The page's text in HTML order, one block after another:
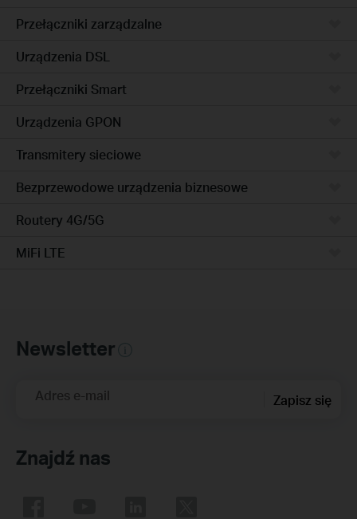
Przełączniki zarządzalne
Urządzenia DSL
Przełączniki Smart
Urządzenia GPON
Transmitery sieciowe
Bezprzewodowe urządzenia biznesowe
Routery 4G/5G
MiFi LTE
Newsletter
Adres e-mail Zapisz się
Znajdź nas